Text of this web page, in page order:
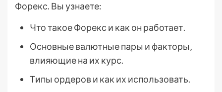
Форекс. Вы узнаете:
Что такое Форекс и как он работает.
Основные валютные пары и факторы‚
влияющие на их курс.
Типы ордеров и как их использовать.